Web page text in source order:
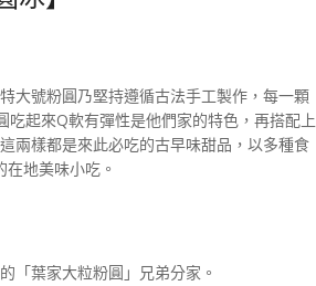
大號粉圓乃堅持遵循古法手工製作，每一顆
起來Q軟有彈性是他們家的特色，再搭配上
兩樣都是來此必吃的古早味甜品，以多種食
地美味小吃。
「葉家大粒粉圓」兄弟分家。